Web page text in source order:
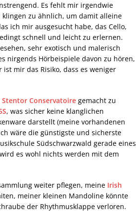
Es fehlt mir irgendwie
zu ähnlich, um damit alleine
ich mir ausgesucht habe, das Cello,
schnell und leicht zu erlernen.
sehr exotisch und malerisch
nirgends Hörbeispiele davon zu hören,
mir das Risiko, dass es weniger
Stentor Conservatoire gemacht zu
, was sicher keine klanglichen
darstellt (meine vorhandenen
wäre die günstigste und sicherste
Südschwarzwald gerade eines
es wohl nichts werden mit dem
weiter pflegen, meine Irish
meiner kleinen Mandoline könnte
der Rhythmusklappe verloren.